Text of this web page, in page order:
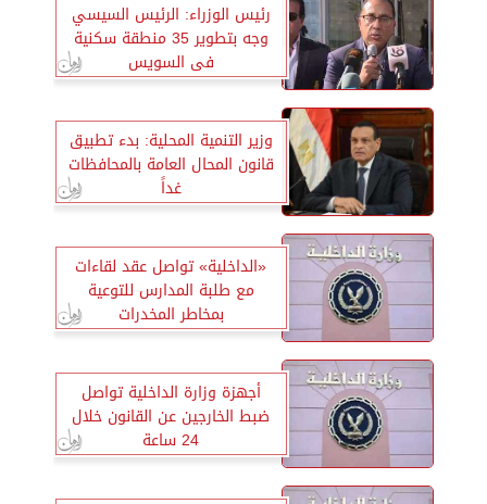
رئيس الوزراء: الرئيس السيسي
وجه بتطوير 35 منطقة سكنية
فى السويس
وزير التنمية المحلية: بدء تطبيق
قانون المحال العامة بالمحافظات
غداً
«الداخلية» تواصل عقد لقاءات
مع طلبة المدارس للتوعية
بمخاطر المخدرات
أجهزة وزارة الداخلية تواصل
ضبط الخارجين عن القانون خلال
24 ساعة